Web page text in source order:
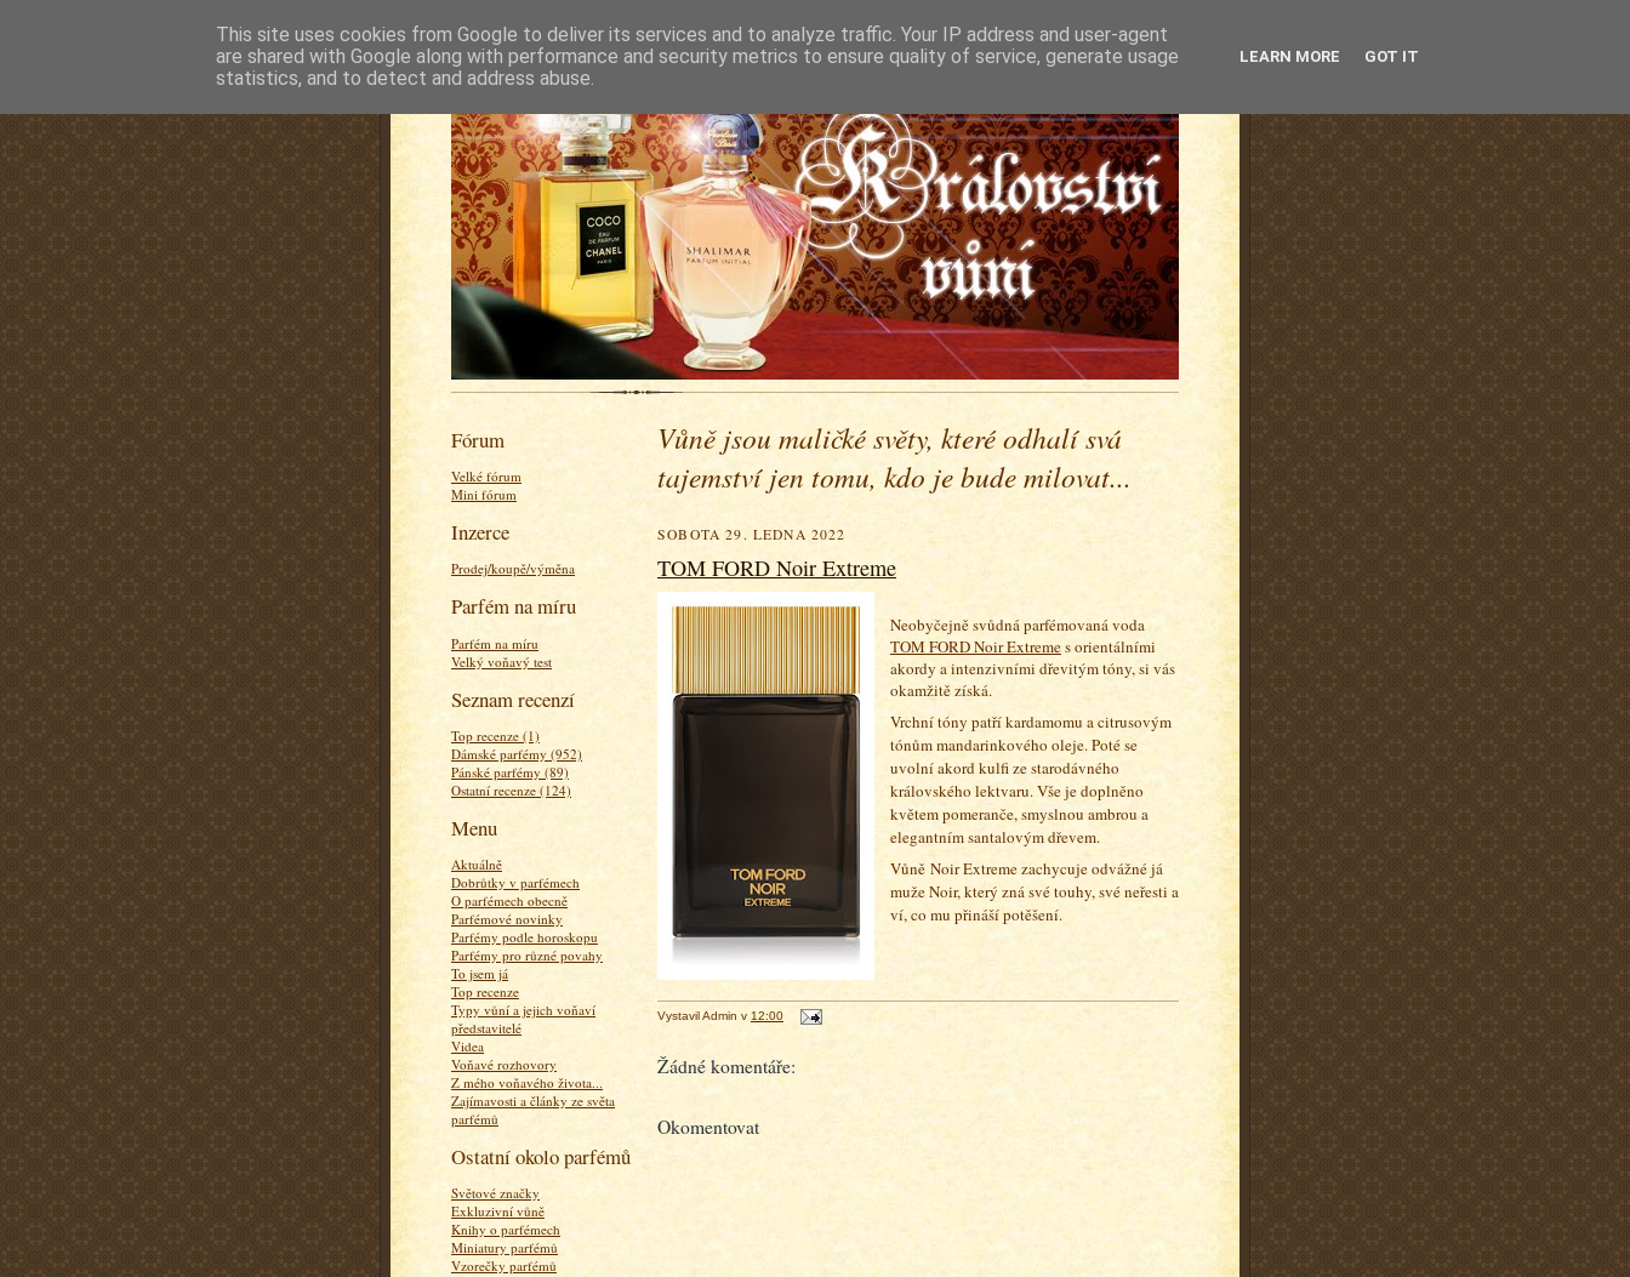
Fórum
Velké fórum
Mini fórum
Inzerce
Prodej/koupě/výměna
Parfém na míru
Parfém na míru
Velký voňavý test
Seznam recenzí
Top recenze (1)
Dámské parfémy (952)
Pánské parfémy (89)
Ostatní recenze (124)
Menu
Aktuálně
Dobrůtky v parfémech
O parfémech obecně
Parfémové novinky
Parfémy podle horoskopu
Parfémy pro různé povahy
To jsem já
Top recenze
Typy vůní a jejich voňaví
představitelé
Videa
Voňavé rozhovory
Z mého voňavého života...
Zajímavosti a články ze světa
parfémů
Ostatní okolo parfémů
Světové značky
Exkluzivní vůně
Knihy o parfémech
Miniatury parfémů
Vzorečky parfémů
Vůně jsou maličké světy, které odhalí svá
tajemství jen tomu, kdo je bude milovat...
SOBOTA 29. LEDNA 2022
TOM FORD Noir Extreme
Neobyčejně svůdná parfémovaná voda
TOM FORD Noir Extremes orientálními
akordy a intenzivními dřevitým tóny, si vás
okamžitě získá.
Vrchní tóny patří kardamomu a citrusovým
tónům mandarinkového oleje. Poté se
uvolní akord kulfi ze starodávného
královského lektvaru. Vše je doplněno
květem pomeranče, smyslnou ambrou a
elegantním santalovým dřevem.
Vůně Noir Extreme zachycuje odvážné já
muže Noir, který zná své touhy, své neřesti a
ví, co mu přináší potěšení.
VystavilAdmin v 12:00
Žádné komentáře:
Okomentovat
This site uses cookies from Google to deliver its services and to analyze traffic. Your IP address and user-agent
are shared with Google along with performance and security metrics to ensure quality of service, generate usage
statistics, and to detect and address abuse.
LEARN MORE GOT IT